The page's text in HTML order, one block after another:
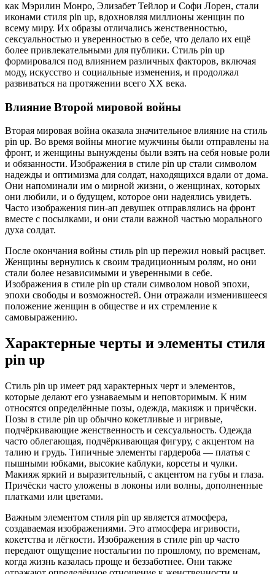
как Мэрилин Монро, Элизабет Тейлор и Софи Лорен, стали
иконами стиля pin up, вдохновляя миллионы женщин по
всему миру. Их образы отличались женственностью,
сексуальностью и уверенностью в себе, что делало их ещё
более привлекательными для публики. Стиль pin up
формировался под влиянием различных факторов, включая
моду, искусство и социальные изменения, и продолжал
развиваться на протяжении всего XX века.
Влияние Второй мировой войны
Вторая мировая война оказала значительное влияние на стиль
pin up. Во время войны многие мужчины были отправлены на
фронт, и женщины вынуждены были взять на себя новые роли
и обязанности. Изображения в стиле pin up стали символом
надежды и оптимизма для солдат, находящихся вдали от дома.
Они напоминали им о мирной жизни, о женщинах, которых
они любили, и о будущем, которое они надеялись увидеть.
Часто изображения пин-ап девушек отправлялись на фронт
вместе с посылками, и они стали важной частью морального
духа солдат.
После окончания войны стиль pin up пережил новый расцвет.
Женщины вернулись к своим традиционным ролям, но они
стали более независимыми и уверенными в себе.
Изображения в стиле pin up стали символом новой эпохи,
эпохи свободы и возможностей. Они отражали изменившееся
положение женщин в обществе и их стремление к
самовыражению.
Характерные черты и элементы стиля
pin up
Стиль pin up имеет ряд характерных черт и элементов,
которые делают его узнаваемым и неповторимым. К ним
относятся определённые позы, одежда, макияж и причёски.
Позы в стиле pin up обычно кокетливые и игривые,
подчёркивающие женственность и сексуальность. Одежда
часто облегающая, подчёркивающая фигуру, с акцентом на
талию и грудь. Типичные элементы гардероба — платья с
пышными юбками, высокие каблуки, корсеты и чулки.
Макияж яркий и выразительный, с акцентом на губы и глаза.
Причёски часто уложены в локоны или волны, дополненные
платками или цветами.
Важным элементом стиля pin up является атмосфера,
создаваемая изображениями. Это атмосфера игривости,
кокетства и лёгкости. Изображения в стиле pin up часто
передают ощущение ностальгии по прошлому, по временам,
когда жизнь казалась проще и беззаботнее. Они также